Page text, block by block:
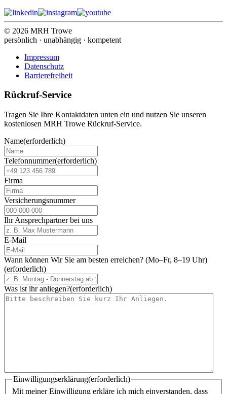
© 2026 MRH Trowe
persönlich · unabhängig · kompetent
Impressum
Datenschutz
Barrierefreiheit
Rückruf-Service
Tragen Sie Ihre Kontaktdaten unten ein und nutzen Sie unseren
kostenlosen MRH Trowe Rückruf-Service.
Name(erforderlich)
Telefonnummer(erforderlich)
Firma
Versicherungsnummer
Ihr Ansprechpartner bei uns
E-Mail
Wann können Wir Sie am besten erreichen? (Mo–Fr, 8–19 Uhr)
(erforderlich)
Was ist ihr anliegen?(erforderlich)
Einwilligungserklärung(erforderlich)
Mit meiner Einwilligung erkläre ich mich einverstanden, dass